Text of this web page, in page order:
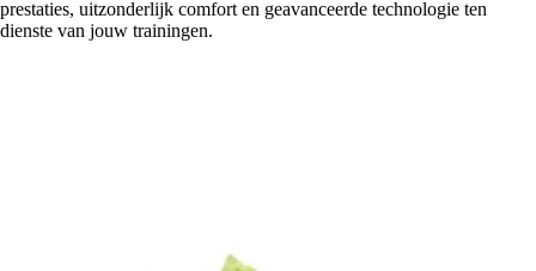
prestaties, uitzonderlijk comfort en geavanceerde technologie ten
dienste van jouw trainingen.